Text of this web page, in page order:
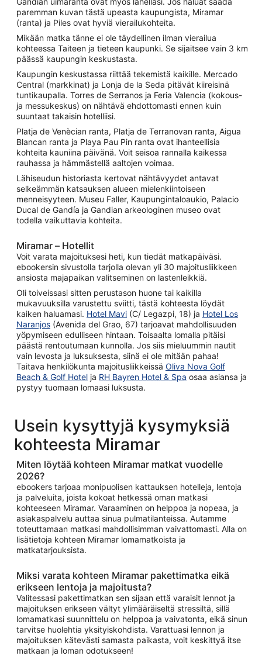
paremman kuvan tästä upeasta kaupungista, Miramar
(ranta) ja Piles ovat hyviä vierailukohteita.
Mikään matka tänne ei ole täydellinen ilman vierailua
kohteessa Taiteen ja tieteen kaupunki. Se sijaitsee vain 3 km
päässä kaupungin keskustasta.
Kaupungin keskustassa riittää tekemistä kaikille. Mercado
Central (markkinat) ja Lonja de la Seda pitävät kiireisinä
tuntikaupalla. Torres de Serranos ja Feria Valencia (kokous-
ja messukeskus) on nähtävä ehdottomasti ennen kuin
suuntaat takaisin hotelliisi.
Platja de Venècian ranta, Platja de Terranovan ranta, Aigua
Blancan ranta ja Playa Pau Pin ranta ovat ihanteellisia
kohteita kauniina päivänä. Voit seisoa rannalla kaikessa
rauhassa ja hämmästellä aaltojen voimaa.
Lähiseudun historiasta kertovat nähtävyydet antavat
selkeämmän katsauksen alueen mielenkiintoiseen
menneisyyteen. Museu Faller, Kaupungintaloaukio, Palacio
Ducal de Gandía ja Gandian arkeologinen museo ovat
todella vaikuttavia kohteita.
Miramar – Hotellit
Voit varata majoituksesi heti, kun tiedät matkapäiväsi.
ebookersin sivustolla tarjolla olevan yli 30 majoitusliikkeen
ansiosta majapaikan valitseminen on lastenleikkiä.
Oli toiveissasi sitten perustason huone tai kaikilla
mukavuuksilla varustettu sviitti, tästä kohteesta löydät
kaiken haluamasi. Hotel Mavi (C/ Legazpi, 18) ja Hotel Los
Naranjos (Avenida del Grao, 67) tarjoavat mahdollisuuden
yöpymiseen edulliseen hintaan. Toisaalta lomalla pitäisi
päästä rentoutumaan kunnolla. Jos siis mieluummin nautit
vain levosta ja luksuksesta, siinä ei ole mitään pahaa!
Taitava henkilökunta majoitusliikkeissä Oliva Nova Golf
Beach & Golf Hotel ja RH Bayren Hotel & Spa osaa asiansa ja
pystyy tuomaan lomaasi luksusta.
Usein kysyttyjä kysymyksiä
kohteesta Miramar
Miten löytää kohteen Miramar matkat vuodelle
2026?
ebookers tarjoaa monipuolisen kattauksen hotelleja, lentoja
ja palveluita, joista kokoat hetkessä oman matkasi
kohteeseen Miramar. Varaaminen on helppoa ja nopeaa, ja
asiakaspalvelu auttaa sinua pulmatilanteissa. Autamme
toteuttamaan matkasi mahdollisimman vaivattomasti. Alla on
lisätietoja kohteen Miramar lomamatkoista ja
matkatarjouksista.
Miksi varata kohteen Miramar pakettimatka eikä
erikseen lentoja ja majoitusta?
Valitessasi pakettimatkan sen sijaan että varaisit lennot ja
majoituksen erikseen vältyt ylimääräiseltä stressiltä, sillä
lomamatkasi suunnittelu on helppoa ja vaivatonta, eikä sinun
tarvitse huolehtia yksityiskohdista. Varattuasi lennon ja
majoituksen kätevästi samasta paikasta, voit keskittyä itse
matkaan ja loman odotukseen!